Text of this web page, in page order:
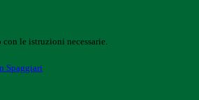
le istruzioni necessarie.
Spaggiari